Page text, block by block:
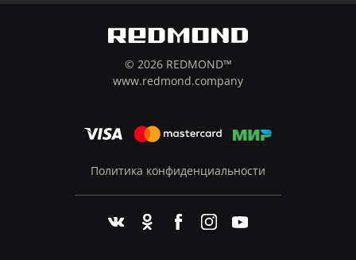
© 2026 REDMOND™
www.redmond.company
Политика конфиденциальности